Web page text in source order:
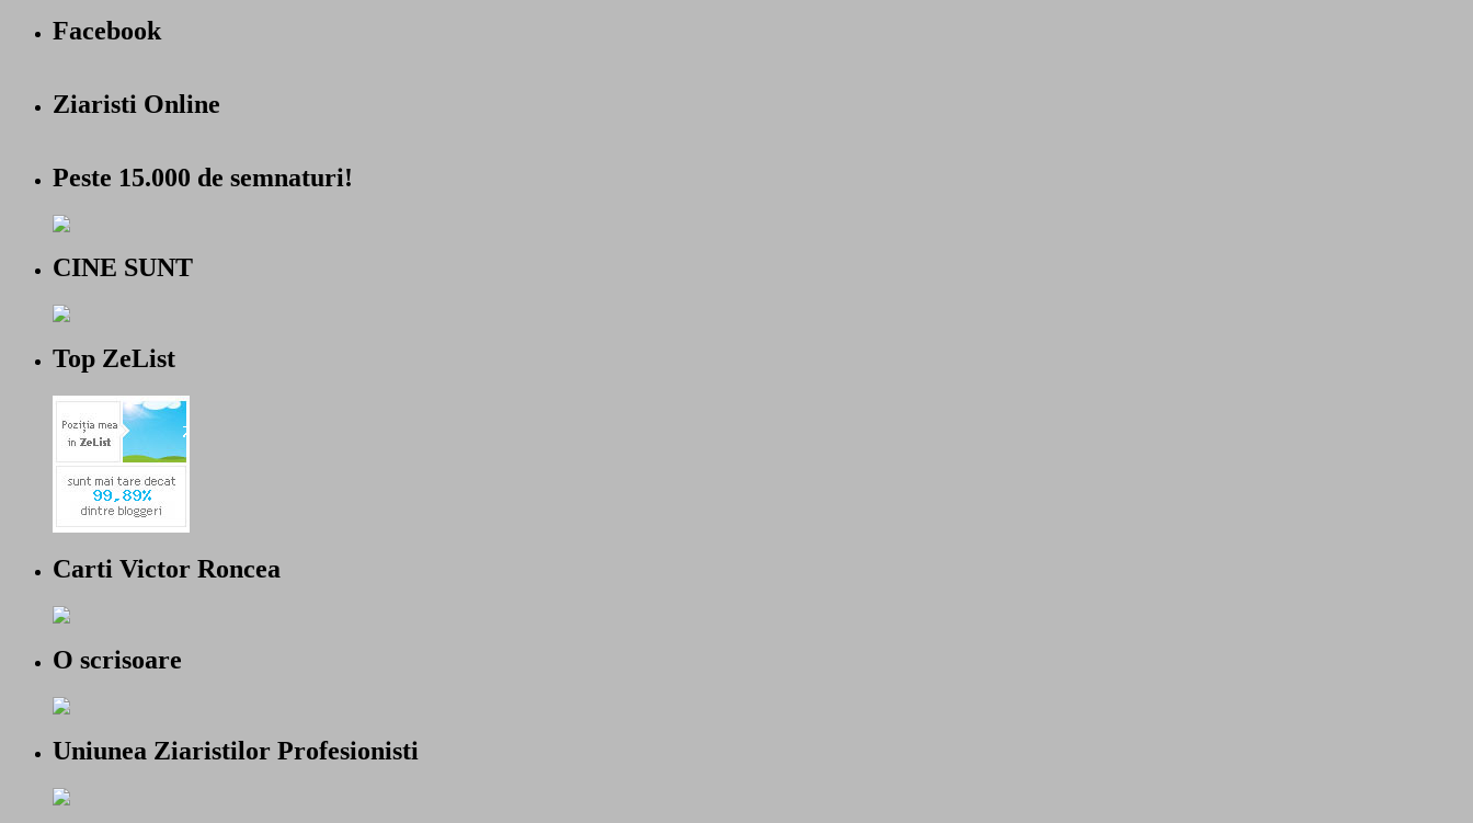
Facebook
Ziaristi Online
Peste 15.000 de semnaturi!
CINE SUNT
Top ZeList
Carti Victor Roncea
O scrisoare
Uniunea Ziaristilor Profesionisti